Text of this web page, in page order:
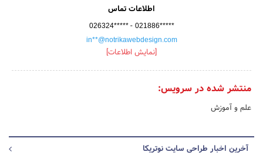
اطلاعات تماس
026324***** - 021886*****
in**@notrikawebdesign.com
[نمایش اطلاعات]
منتشر شده در سرویس:
علم و آموزش
آخرین اخبار طراحی سایت نوتریکا